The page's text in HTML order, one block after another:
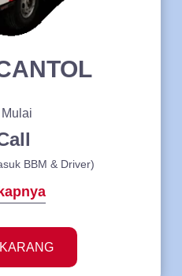
BBM & Driver)